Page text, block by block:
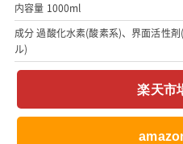
内容量 1000ml
成分 過酸化水素(酸素系)、界面活性
ル)
楽天市